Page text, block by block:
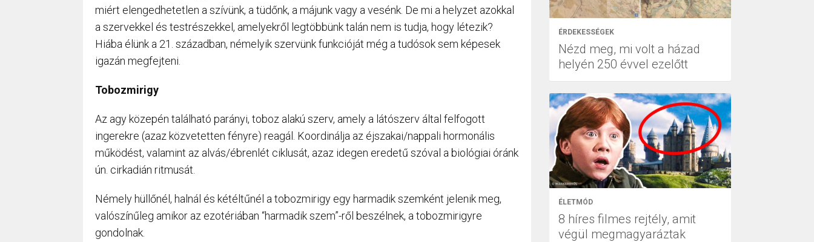
miért elengedhetetlen a szívünk, a tüdőnk, a májunk vagy a vesénk. De mi a helyzet azokkal
a szervekkel és testrészekkel, amelyekről legtöbbünk talán nem is tudja, hogy létezik?
Hiába élünk a 21. században, némelyik szervünk funkcióját még a tudósok sem képesek
igazán megfejteni.
Tobozmirigy
Az agy közepén található parányi, toboz alakú szerv, amely a látószerv által felfogott
ingerekre (azaz közvetetten fényre) reagál. Koordinálja az éjszakai/nappali hormonális
működést, valamint az alvás/ébrenlét ciklusát, azaz idegen eredetű szóval a biológiai óránk
ún. cirkadián ritmusát.
Némely hüllőnél, halnál és kétéltűnél a tobozmirigy egy harmadik szemként jelenik meg,
valószínűleg amikor az ezotériában “harmadik szem”-ről beszélnek, a tobozmirigyre
gondolnak.
ÉRDEKESSÉGEK
Nézd meg, mi volt a házad
helyén 250 évvel ezelőtt
ÉLETMÓD
8 híres filmes rejtély, amit
végül megmagyaráztak